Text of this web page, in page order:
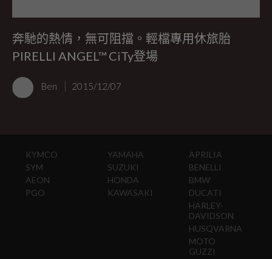
奔馳的熱情，無可阻擋。輕檔專用休旅胎
PIRELLI ANGEL™ CiTy登場
Ben 2015/12/07
KYMCO
SYM
AEON
PGO
YAMAHA
SUZUKI
HONDA
KAWASAKI
APRILIA
BENELLI
BMW
DUCATI
HARLEY-
DAVIDSON
HUSQVARNA
MOTO
GUZZI